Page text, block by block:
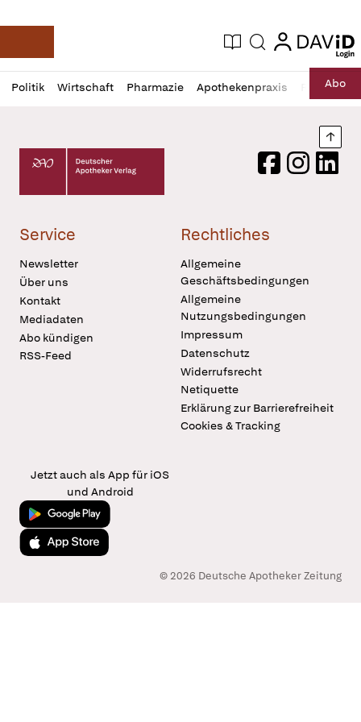
Deutsche Apotheker Zeitung
Aktuelle Ausgabe
Suche login
login
Politik Wirtschaft Pharmazie Apothekenpraxis RechtAbo
Profil
öffnen
Daz
Pur
Deutscher Apotheker Verlag Logo
FacebookInstagram
Service
Newsletter
Über uns
Kontakt
Mediadaten
Abo kündigen
RSS-Feed
Rechtliches
Allgemeine
Geschäftsbedingungen
Allgemeine
Nutzungsbedingungen
Impressum
Datenschutz
Widerrufsrecht
Netiquette
Erklärung zur Barrierefreiheit
Cookies & Tracking
Jetzt auch als App für iOS
und Android
Jetzt bei Google Play
Laden im App Store
© 2026 Deutsche Apotheker Zeitung